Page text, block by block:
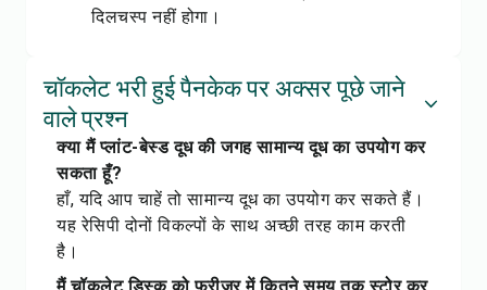
दिलचस्प नहीं होगा।
चॉकलेट भरी हुई पैनकेक पर अक्सर पूछे जाने
वाले प्रश्न
क्या मैं प्लांट-बेस्ड दूध की जगह सामान्य दूध का उपयोग कर
सकता हूँ?
हाँ, यदि आप चाहें तो सामान्य दूध का उपयोग कर सकते हैं।
यह रेसिपी दोनों विकल्पों के साथ अच्छी तरह काम करती
है।